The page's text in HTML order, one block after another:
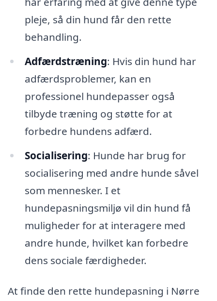
pleje, så din hund får den rette
behandling.
Adfærdstræning: Hvis din hund har
adfærdsproblemer, kan en
professionel hundepasser også
tilbyde træning og støtte for at
forbedre hundens adfærd.
Socialisering: Hunde har brug for
socialisering med andre hunde såvel
som mennesker. I et
hundepasningsmiljø vil din hund få
muligheder for at interagere med
andre hunde, hvilket kan forbedre
dens sociale færdigheder.
At finde den rette hundepasning i Nørre